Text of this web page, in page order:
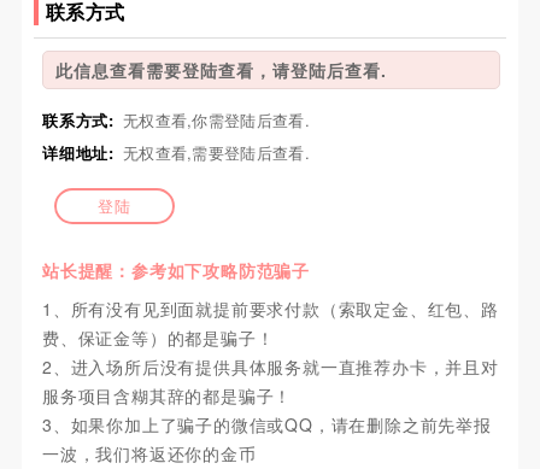
联系方式
此信息查看需要登陆查看，请登陆后查看.
联系方式: 无权查看,你需登陆后查看.
详细地址: 无权查看,需要登陆后查看.
登陆
站长提醒：参考如下攻略防范骗子
1、所有没有见到面就提前要求付款（索取定金、红包、路
费、保证金等）的都是骗子！
2、进入场所后没有提供具体服务就一直推荐办卡，并且对
服务项目含糊其辞的都是骗子！
3、如果你加上了骗子的微信或QQ，请在删除之前先举报
一波，我们将返还你的金币